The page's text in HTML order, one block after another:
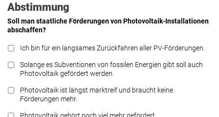
Abstimmung
Soll man staatliche Förderungen von Photovoltaik-Installationen
abschaffen?
Ich bin für ein langsames Zurückfahren aller PV-Förderungen.
Solange es Subventionen von fossilen Energien gibt soll auch
Photovoltaik gefördert werden.
Photovoltaik ist längst marktreif und braucht keine
Förderungen mehr.